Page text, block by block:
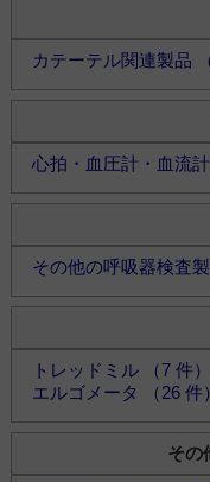
カテーテル関連製品
心拍・血圧計・血流計
その他の呼吸器検査製
トレッドミル （7 件）
エルゴメータ （26 件）
その